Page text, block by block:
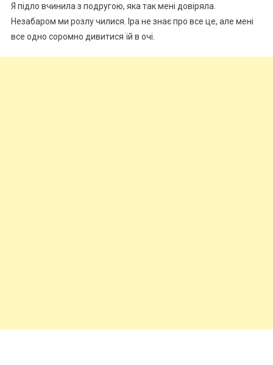
Я підло вчинила з подругою, яка так мені довіряла.
Незабаром ми розлу чилися. Іра не знає про все це, але мені
все одно соромно дивитися їй в очі.